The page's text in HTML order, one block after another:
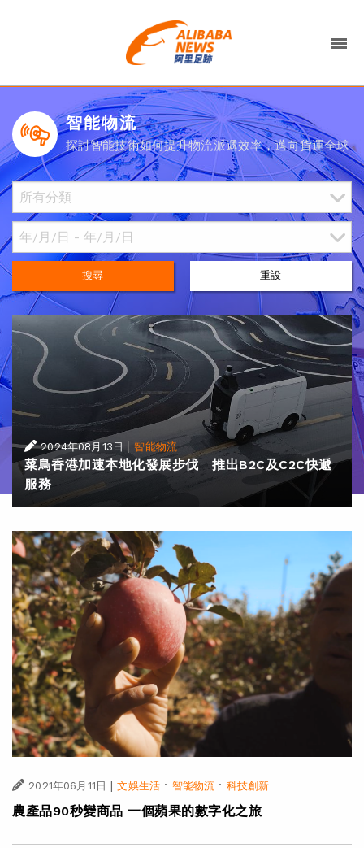
智能物流
探討智能技術如何提升物流派遞效率，邁向貨運全球
搜尋 重設
2024年08月13日 |智能物流
菜鳥香港加速本地化發展步伐 推出B2C及C2C快遞
服務
2021年06月11日 | 文娛生活 · 智能物流 · 科技創新
農產品90秒變商品 一個蘋果的數字化之旅